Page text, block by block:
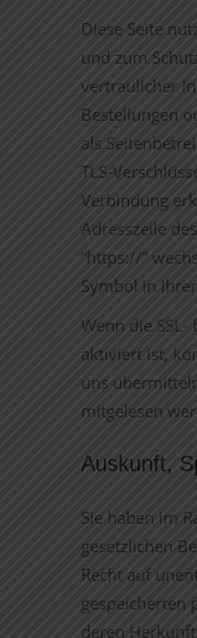
Diese Seite
und zum
vertraulicher
Bestellungen
als
TLS-
Verbindung
Adresszeile
“https://”
Symbol in
Wenn die SSL-
aktiviert ist,
uns
mitgelesen
Auskunft,
Sie haben im
gesetzlichen
Recht auf
gespeicherten
deren